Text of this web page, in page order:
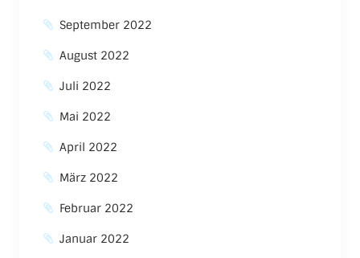
September 2022
August 2022
Juli 2022
Mai 2022
April 2022
März 2022
Februar 2022
Januar 2022